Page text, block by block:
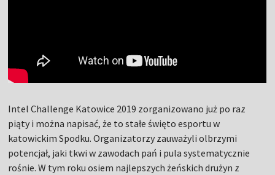
Intel Challenge Katowice 2019 zorganizowano już po raz
piąty i można napisać, że to stałe święto esportu w
katowickim Spodku. Organizatorzy zauważyli olbrzymi
potencjał, jaki tkwi w zawodach pań i pula systematycznie
rośnie. W tym roku osiem najlepszych żeńskich drużyn z